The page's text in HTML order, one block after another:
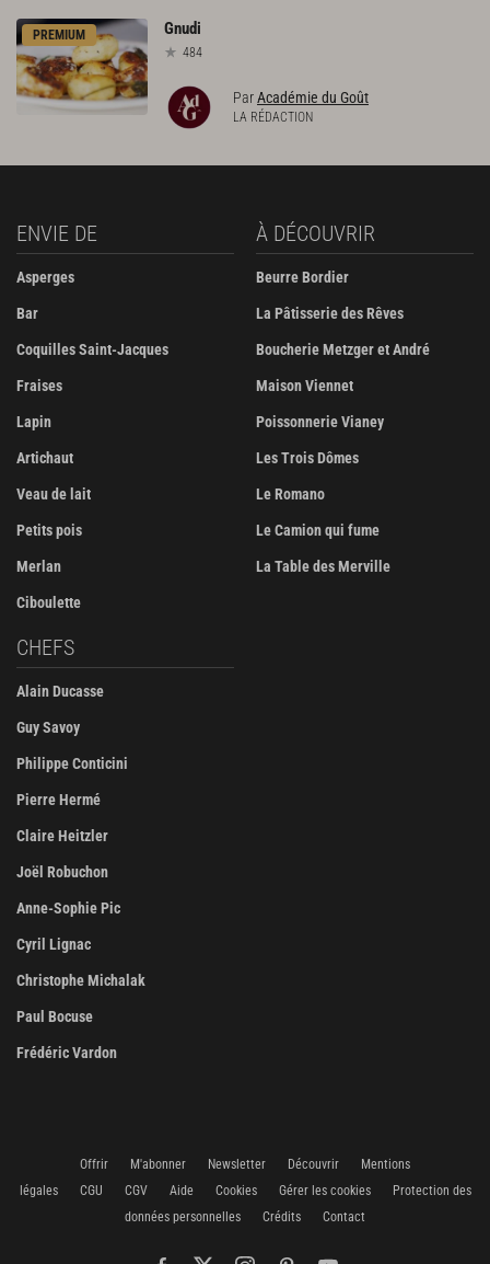
PREMIUM Gnudi
484
ParAcadémie du Goût
LA RÉDACTION
ENVIE DE
Asperges
Bar
Coquilles Saint-Jacques
Fraises
Lapin
Artichaut
Veau de lait
Petits pois
Merlan
Ciboulette
À DÉCOUVRIR
Beurre Bordier
La Pâtisserie des Rêves
Boucherie Metzger et André
Maison Viennet
Poissonnerie Vianey
Les Trois Dômes
Le Romano
Le Camion qui fume
La Table des Merville
CHEFS
Alain Ducasse
Guy Savoy
Philippe Conticini
Pierre Hermé
Claire Heitzler
Joël Robuchon
Anne-Sophie Pic
Cyril Lignac
Christophe Michalak
Paul Bocuse
Frédéric Vardon
Offrir M'abonner Newsletter Découvrir
Mentions
légales
CGU CGV Aide Cookies Gérer les cookies
Protection des
données personnelles
Crédits Contact